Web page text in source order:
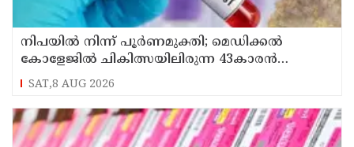
നിപയിൽ നിന്ന് പൂർണമുക്തി; മെഡിക്കൽ
കോളേജിൽ ചികിത്സയിലിരുന്ന 43കാരൻ
വീട്ടിലേക്ക് മടങ്ങി
SAT,8 AUG 2026